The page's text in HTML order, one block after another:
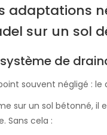
adaptations
sur un sol
système de
souvent négligé : le
sur un sol bétonné, il
Sans cela :